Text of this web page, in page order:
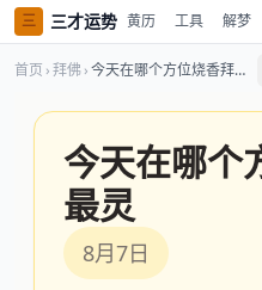
三 三才运势 黄历 工具 解梦
首页 ›拜佛› 今天在哪个方位烧香拜佛最灵
今天在哪个
最灵
8月7日